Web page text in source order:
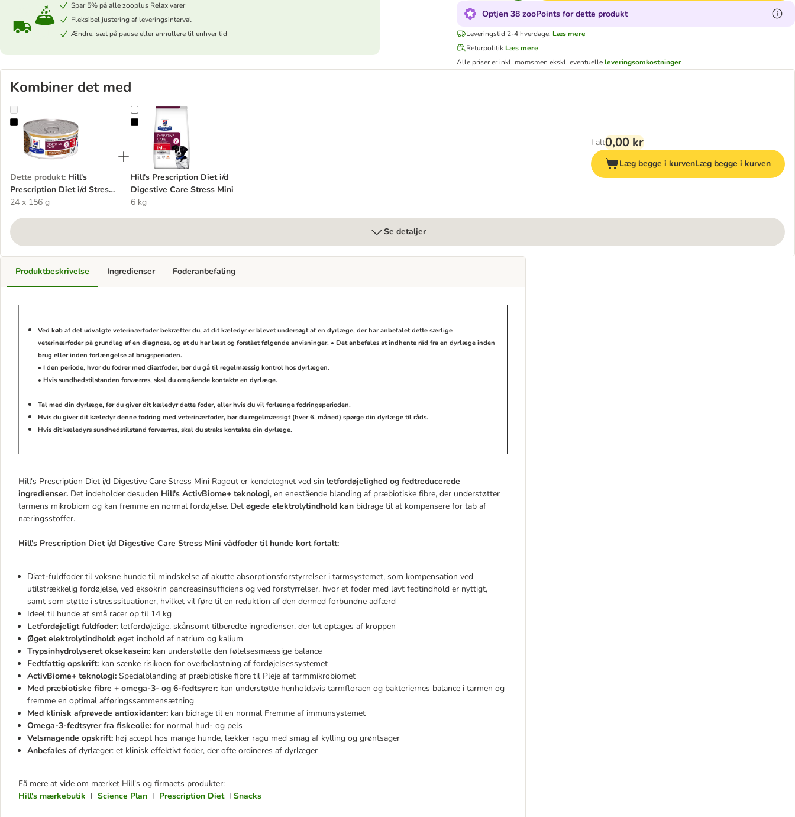
Spar 5% på alle zooplus Relax varer
Fleksibel justering af leveringsinterval
Ændre, sæt på pause eller annullere til enhver tid
Optjen 38 zooPoints for dette produkt
Leveringstid 2-4 hverdage. Læs mere
Returpolitik Læs mere
Alle priser er inkl. momsmen ekskl. eventuelleleveringsomkostninger
Kombiner det med
Hill's Prescription Diet i/d Stress Mini Digestive Care med kylling
Dette produkt: Hill's
Prescription Diet i/d Stress
Mini Digestive Care med
24 x 156 g
Hill's Prescription Diet i/d Digestive Care Stress Mini
Hill's Prescription Diet i/d
Digestive Care Stress Mini
6 kg
I alt0,00 kr
Læg begge i kurvenLæg begge i kurven
Se detaljer
Produktbeskrivelse
Ved køb af det udvalgte veterinærfoder bekræfter du, at dit kæledyr er blevet undersøgt af en dyrlæge, der har anbefalet dette særlige
veterinærfoder på grundlag af en diagnose, og at du har læst og forstået følgende anvisninger. • Det anbefales at indhente råd fra en dyrlæge inden
brug eller inden forlængelse af brugsperioden.
• I den periode, hvor du fodrer med diætfoder, bør du gå til regelmæssig kontrol hos dyrlægen.
• Hvis sundhedstilstanden forværres, skal du omgående kontakte en dyrlæge.
Tal med din dyrlæge, før du giver dit kæledyr dette foder, eller hvis du vil forlænge fodringsperioden.
Hvis du giver dit kæledyr denne fodring med veterinærfoder, bør du regelmæssigt (hver 6. måned) spørge din dyrlæge til råds.
Hvis dit kæledyrs sundhedstilstand forværres, skal du straks kontakte din dyrlæge.
Hill's Prescription Diet i/d Digestive Care Stress Mini Ragout er kendetegnet ved sin letfordøjelighed og fedtreducerede
ingredienser. Det indeholder desuden Hill's ActivBiome+ teknologi, en enestående blanding af præbiotiske fibre, der understøtter
tarmens mikrobiom og kan fremme en normal fordøjelse. Det øgede elektrolytindhold kan bidrage til at kompensere for tab af
næringsstoffer.
Hill's Prescription Diet i/d Digestive Care Stress Mini vådfoder til hunde kort fortalt:
Diæt-fuldfoder til voksne hunde til mindskelse af akutte absorptionsforstyrrelser i tarmsystemet, som kompensation ved
utilstrækkelig fordøjelse, ved eksokrin pancreasinsufficiens og ved forstyrrelser, hvor et foder med lavt fedtindhold er nyttigt,
samt som støtte i stresssituationer, hvilket vil føre til en reduktion af den dermed forbundne adfærd
Ideel til hunde af små racer op til 14 kg
Letfordøjeligt fuldfoder: letfordøjelige, skånsomt tilberedte ingredienser, der let optages af kroppen
Øget elektrolytindhold: øget indhold af natrium og kalium
Trypsinhydrolyseret oksekasein: kan understøtte den følelsesmæssige balance
Fedtfattig opskrift: kan sænke risikoen for overbelastning af fordøjelsessystemet
ActivBiome+ teknologi: Specialblanding af præbiotiske fibre til Pleje af tarmmikrobiomet
Med præbiotiske fibre + omega-3- og 6-fedtsyrer: kan understøtte henholdsvis tarmfloraen og bakteriernes balance i tarmen og
fremme en optimal afføringssammensætning
Med klinisk afprøvede antioxidanter: kan bidrage til en normal Fremme af immunsystemet
Omega-3-fedtsyrer fra fiskeolie: for normal hud- og pels
Velsmagende opskrift: høj accept hos mange hunde, lækker ragu med smag af kylling og grøntsager
Anbefales afdyrlæger: et klinisk effektivt foder, der ofte ordineres af dyrlæger
Få mere at vide om mærket Hill's og firmaets produkter:
Hill's mærkebutik I Science Plan I Prescription Diet I Snacks
Ingredienser Foderanbefaling